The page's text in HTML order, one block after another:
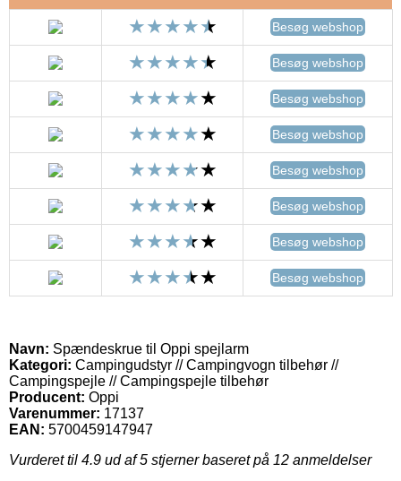
Besøg webshop
Besøg webshop
Besøg webshop
Besøg webshop
Besøg webshop
Besøg webshop
Besøg webshop
Besøg webshop
Navn: Spændeskrue til Oppi spejlarm
Kategori: Campingudstyr // Campingvogn tilbehør //
Campingspejle // Campingspejle tilbehør
Producent: Oppi
Varenummer: 17137
EAN: 5700459147947
Vurderet til 4.9 ud af 5 stjerner baseret på 12 anmeldelser